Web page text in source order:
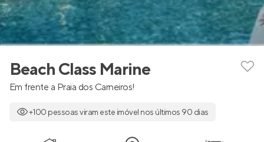
Beach Class Marine
Em frente a Praia dos Carneiros!
+100 pessoas viram este imóvel nos últimos 90 dias